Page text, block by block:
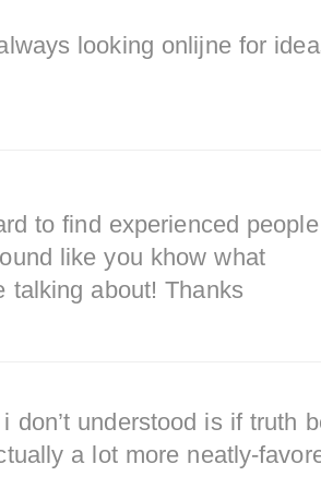
looking onlijne for
to find experienced
like you khow what
talking about! Thanks
don’t understood is if truth
a lot more neatly-